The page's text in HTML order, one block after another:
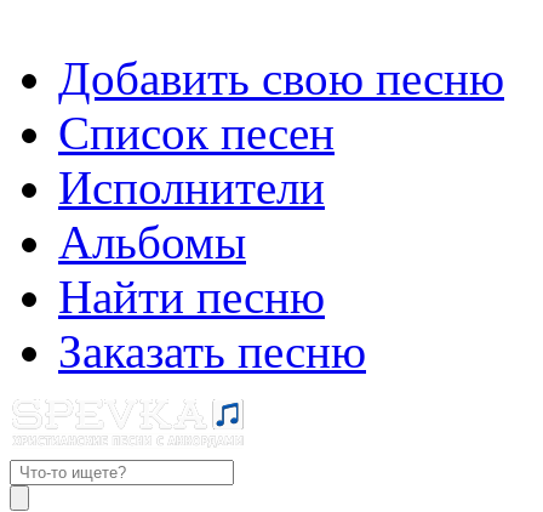
Добавить свою песню
Список песен
Исполнители
Альбомы
Найти песню
Заказать песню